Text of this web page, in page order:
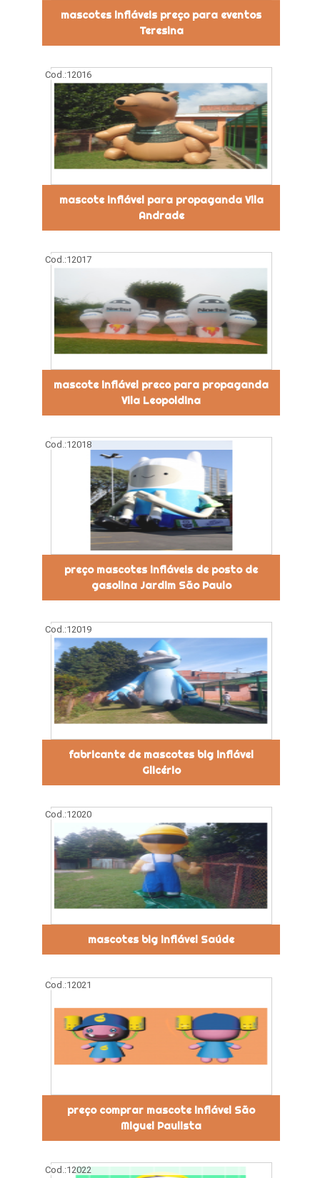
mascotes infláveis preço para eventos
Teresina
Cod.:12016
mascote inflável para propaganda Vila
Andrade
Cod.:12017
mascote inflável preco para propaganda
Vila Leopoldina
Cod.:12018
preço mascotes infláveis de posto de
gasolina Jardim São Paulo
Cod.:12019
fabricante de mascotes big inflável
Glicério
Cod.:12020
mascotes big inflável Saúde
Cod.:12021
preço comprar mascote inflável São
Miguel Paulista
Cod.:12022